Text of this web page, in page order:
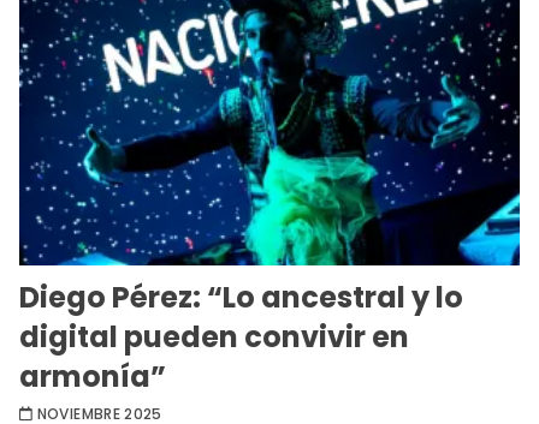
Diego Pérez: “Lo ancestral y lo
digital pueden convivir en
armonía”
NOVIEMBRE 2025